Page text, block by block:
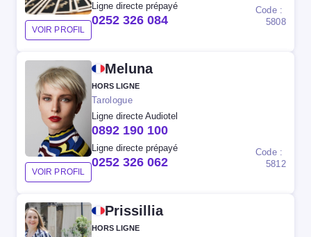
VOIR PROFIL
Ligne directe prépayé
0252 326 084
Code :
5808
VOIR PROFIL
Meluna
HORS LIGNE
Tarologue
Ligne directe Audiotel
0892 190 100
Ligne directe prépayé
0252 326 062
Code :
5812
Prissillia
HORS LIGNE